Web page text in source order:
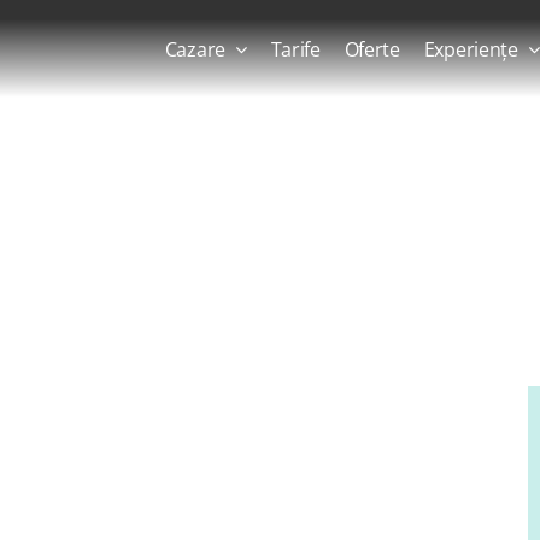
Cazare Tarife Oferte Experiențe